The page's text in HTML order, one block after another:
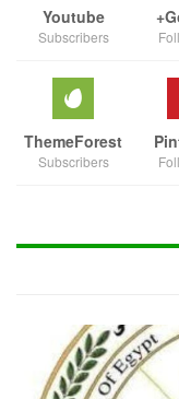
Youtube
Subscribers
ThemeForest
Subscribers